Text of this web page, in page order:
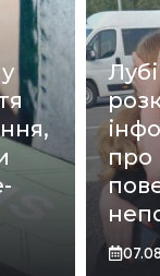
про